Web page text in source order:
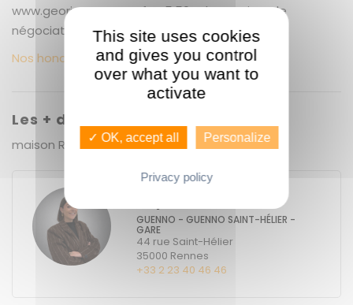
www.georisques.gouv.fr + 5.50 % honoraires de
négociation TTC. Copropriété de 1 lots ().
Nos honoraires
Les + du bien
maison RE 2020 jardin
GUENNO - GUENNO SAINT-HÉLIER -
GARE
44 rue Saint-Hélier
35000 Rennes
+33 2 23 40 46 46
This site uses cookies
and gives you control
over what you want to
activate
✓ OK, accept all Personalize
Privacy policy